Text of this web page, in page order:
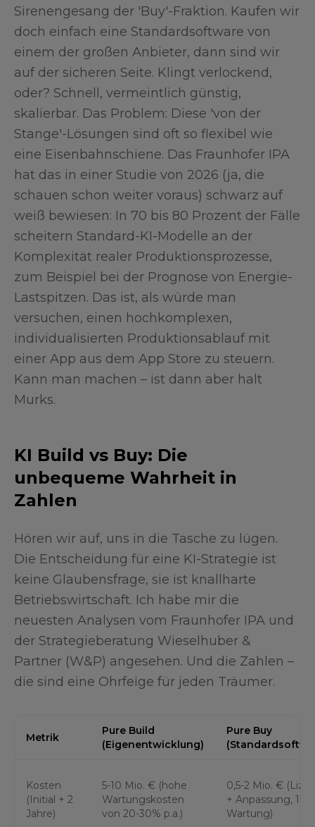
Sirenengesang der 'Buy'-Fraktion. Kaufen wir
doch einfach eine Standardsoftware von
einem der großen Anbieter, dann sind wir
auf der sicheren Seite. Klingt verlockend,
oder? Schnell, vermeintlich günstig,
skalierbar. Das Problem: Diese 'von der
Stange'-Lösungen sind oft so flexibel wie
eine Eisenbahnschiene. Das Fraunhofer IPA
hat das in einer Studie von 2026 (ja, die
schauen schon weiter voraus) schwarz auf
weiß bewiesen: In 70 bis 80 Prozent der Fälle
scheitern Standard-KI-Modelle an der
Komplexität realer Produktionsprozesse,
zum Beispiel bei der Prognose von Energie-
Lastspitzen. Das ist, als würde man
versuchen, einen hochkomplexen,
individualisierten Produktionsablauf mit
einer App aus dem App Store zu steuern.
Kann man machen – ist dann aber halt
Murks.
KI Build vs Buy: Die
unbequeme Wahrheit in
Zahlen
Hören wir auf, uns in die Tasche zu lügen.
Die Entscheidung für eine KI-Strategie ist
keine Glaubensfrage, sie ist knallharte
Betriebswirtschaft. Ich habe mir die
neuesten Analysen vom Fraunhofer IPA und
der Strategieberatung Wieselhuber &
Partner (W&P) angesehen. Und die Zahlen –
die sind eine Ohrfeige für jeden Träumer.
Metrik
Pure Build
(Eigenentwicklung)
Pure Buy
Kosten
(Initial + 2
Jahre)
5-10 Mio. € (hohe
Wartungskosten
von 20-30% p.a.)
0,5-2 Mio. €
+ Anpassung, 10-
Wartung)